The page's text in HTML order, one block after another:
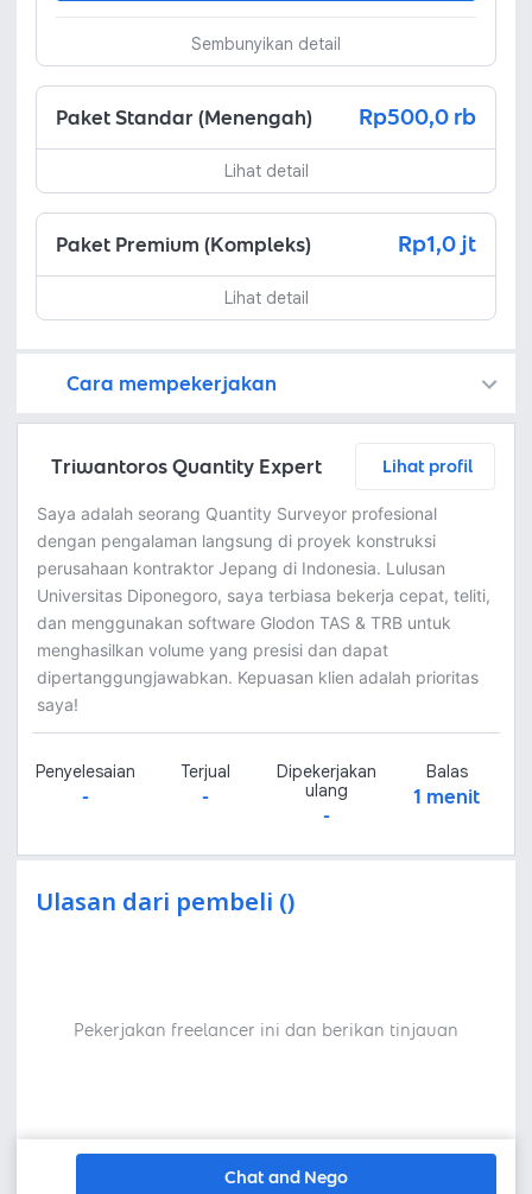
Sembunyikan detail
Paket Standar (Menengah) Rp500,0 rb
Lihat detail
Paket Premium (Kompleks) Rp1,0 jt
Lihat detail
Cara mempekerjakan
Triwantoros Quantity Expert Lihat profil
Saya adalah seorang Quantity Surveyor profesional
dengan pengalaman langsung di proyek konstruksi
perusahaan kontraktor Jepang di Indonesia. Lulusan
Universitas Diponegoro, saya terbiasa bekerja cepat, teliti,
dan menggunakan software Glodon TAS & TRB untuk
menghasilkan volume yang presisi dan dapat
dipertanggungjawabkan. Kepuasan klien adalah prioritas
saya!
Penyelesaian
-
Terjual
-
Dipekerjakan
ulang
-
Balas
1 menit
Ulasan dari pembeli ()
Pekerjakan freelancer ini dan berikan tinjauan
Chat and Nego